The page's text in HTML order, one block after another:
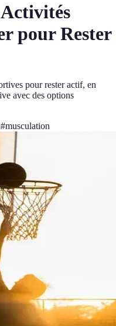
pour Rester
pour rester actif, en
avec des options
#musculation